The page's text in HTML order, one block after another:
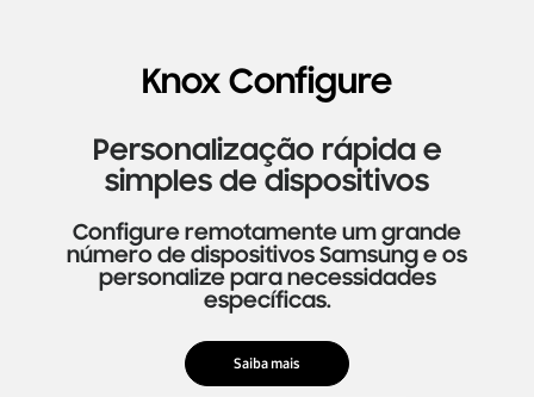
Knox Configure
Personalização rápida e
simples de dispositivos
Configure remotamente um grande
número de dispositivos Samsung e os
personalize para necessidades
específicas.
Saiba mais